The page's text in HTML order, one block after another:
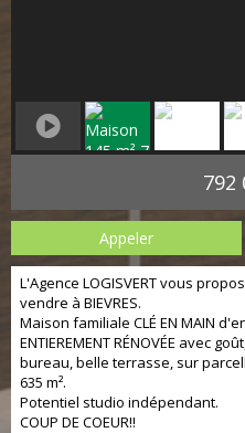
792
Appeler
L'Agence LOGISVERT vous
vendre à BIEVRES.
Maison familiale CLÉ EN MAIN
ENTIEREMENT RÉNOVÉE avec
bureau, belle terrasse, sur
635 m².
Potentiel studio indépendant.
COUP DE COEUR!!